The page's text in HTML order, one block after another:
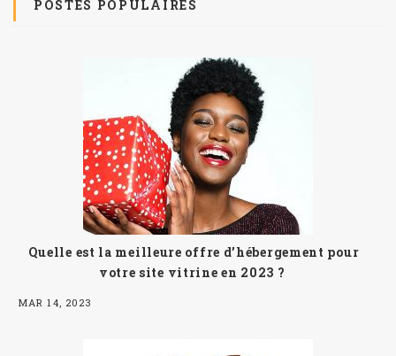
POSTES POPULAIRES
Quelle est la meilleure offre d’hébergement pour
votre site vitrine en 2023 ?
MAR 14, 2023